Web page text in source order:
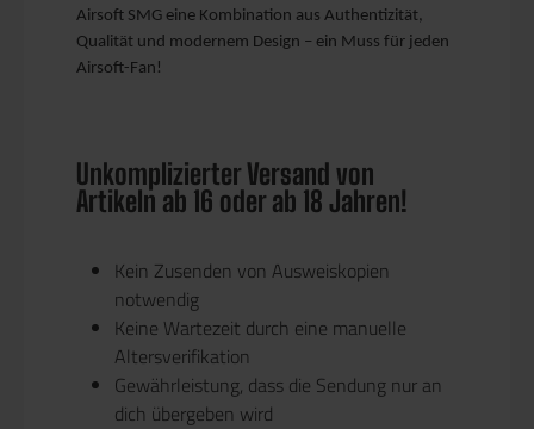
Airsoft SMG eine Kombination aus Authentizität,
Qualität und modernem Design – ein Muss für jeden
Airsoft-Fan!
Unkomplizierter Versand von
Artikeln ab 16 oder ab 18 Jahren!
Kein Zusenden von Ausweiskopien
notwendig
Keine Wartezeit durch eine manuelle
Altersverifikation
Gewährleistung, dass die Sendung nur an
dich übergeben wird